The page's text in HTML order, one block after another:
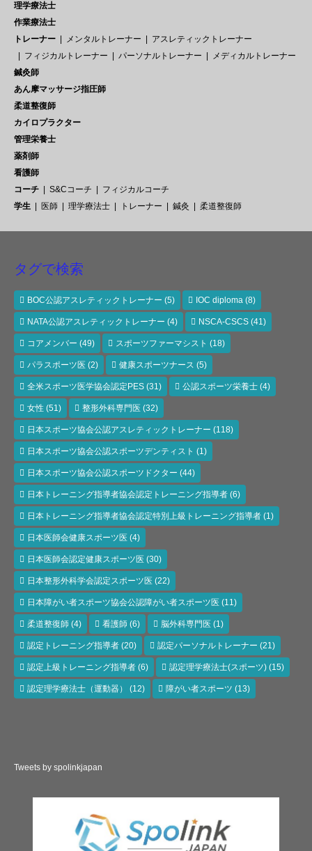
理学療法士
作業療法士
トレーナー
メンタルトレーナー
アスレティックトレーナー
フィジカルトレーナー
パーソナルトレーナー
メディカルトレーナー
鍼灸師
あん摩マッサージ指圧師
柔道整復師
カイロプラクター
管理栄養士
薬剤師
看護師
コーチ
S&Cコーチ
フィジカルコーチ
学生
医師 理学療法士 トレーナー 鍼灸 柔道整復師
タグで検索
BOC公認アスレティックトレーナー (5) IOC diploma (8)
NATA公認アスレティックトレーナー (4) NSCA-CSCS (41)
コアメンバー (49) スポーツファーマシスト (18)
パラスポーツ医 (2) 健康スポーツナース (5)
全米スポーツ医学協会認定PES (31) 公認スポーツ栄養士 (4)
女性 (51) 整形外科専門医 (32)
日本スポーツ協会公認アスレティックトレーナー (118)
日本スポーツ協会公認スポーツデンティスト (1)
日本スポーツ協会公認スポーツドクター (44)
日本トレーニング指導者協会認定トレーニング指導者 (6)
日本トレーニング指導者協会認定特別上級トレーニング指導者 (1)
日本医師会健康スポーツ医 (4)
日本医師会認定健康スポーツ医 (30)
日本整形外科学会認定スポーツ医 (22)
日本障がい者スポーツ協会公認障がい者スポーツ医 (11)
柔道整復師 (4) 看護師 (6) 脳外科専門医 (1)
認定トレーニング指導者 (20) 認定パーソナルトレーナー (21)
認定上級トレーニング指導者 (6) 認定理学療法士(スポーツ) (15)
認定理学療法士（運動器） (12) 障がい者スポーツ (13)
Tweets by spolinkjapan